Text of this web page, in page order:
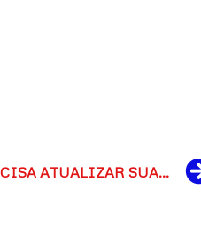
JÁ VERIFICOU SE PRECISA ATUALIZAR SUA DAP OU CAF?